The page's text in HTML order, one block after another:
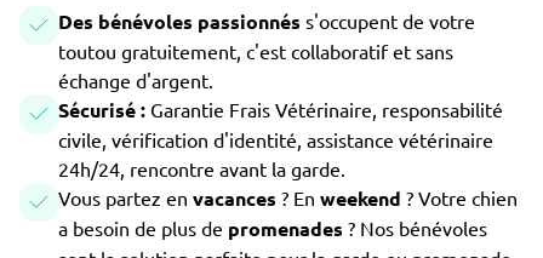
Des bénévoles passionnés s'occupent de votre
toutou gratuitement, c'est collaboratif et sans
échange d'argent.
Sécurisé : Garantie Frais Vétérinaire, responsabilité
civile, vérification d'identité, assistance vétérinaire
24h/24, rencontre avant la garde.
Vous partez en vacances ? En weekend ? Votre chien
a besoin de plus de promenades ? Nos bénévoles